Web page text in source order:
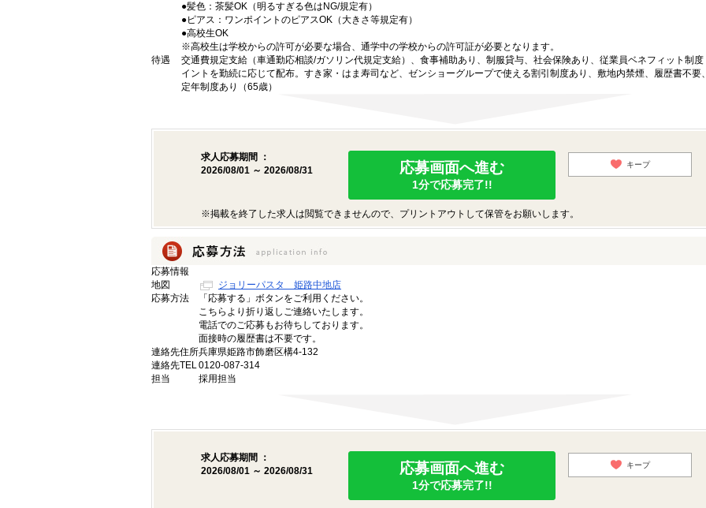
●髪色：茶髪OK（明るすぎる色はNG/規定有）
●ピアス：ワンポイントのピアスOK（大きさ等規定有）
●高校生OK
※高校生は学校からの許可が必要な場合、通学中の学校からの許可証が必要となります。
待遇
交通費規定支給（車通勤応相談/ガソリン代規定支給）、食事補助あり、制服貸与、社会保険あり、従業員ベネフィット制
イントを勤続に応じて配布。すき家・はま寿司など、ゼンショーグループで使える割引制度あり、敷地内禁煙、履歴書不要
定年制度あり（65歳）
求人応募期間 ：
2026/08/01 ～ 2026/08/31
応募画面へ進む
1分で応募完了!!
キープ
※掲載を終了した求人は閲覧できませんので、プリントアウトして保管をお願いします。
応募情報
地図
ジョリーパスタ 姫路中地店
応募方法
「応募する」ボタンをご利用ください。
こちらより折り返しご連絡いたします。
電話でのご応募もお待ちしております。
面接時の履歴書は不要です。
連絡先住所兵庫県姫路市飾磨区構4-132
連絡先TEL0120-087-314
担当
採用担当
求人応募期間 ：
2026/08/01 ～ 2026/08/31
応募画面へ進む
1分で応募完了!!
キープ